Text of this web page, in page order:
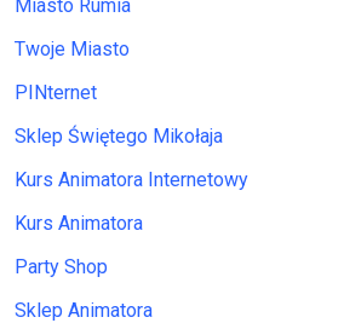
Miasto Rumia
Twoje Miasto
PINternet
Sklep Świętego Mikołaja
Kurs Animatora Internetowy
Kurs Animatora
Party Shop
Sklep Animatora